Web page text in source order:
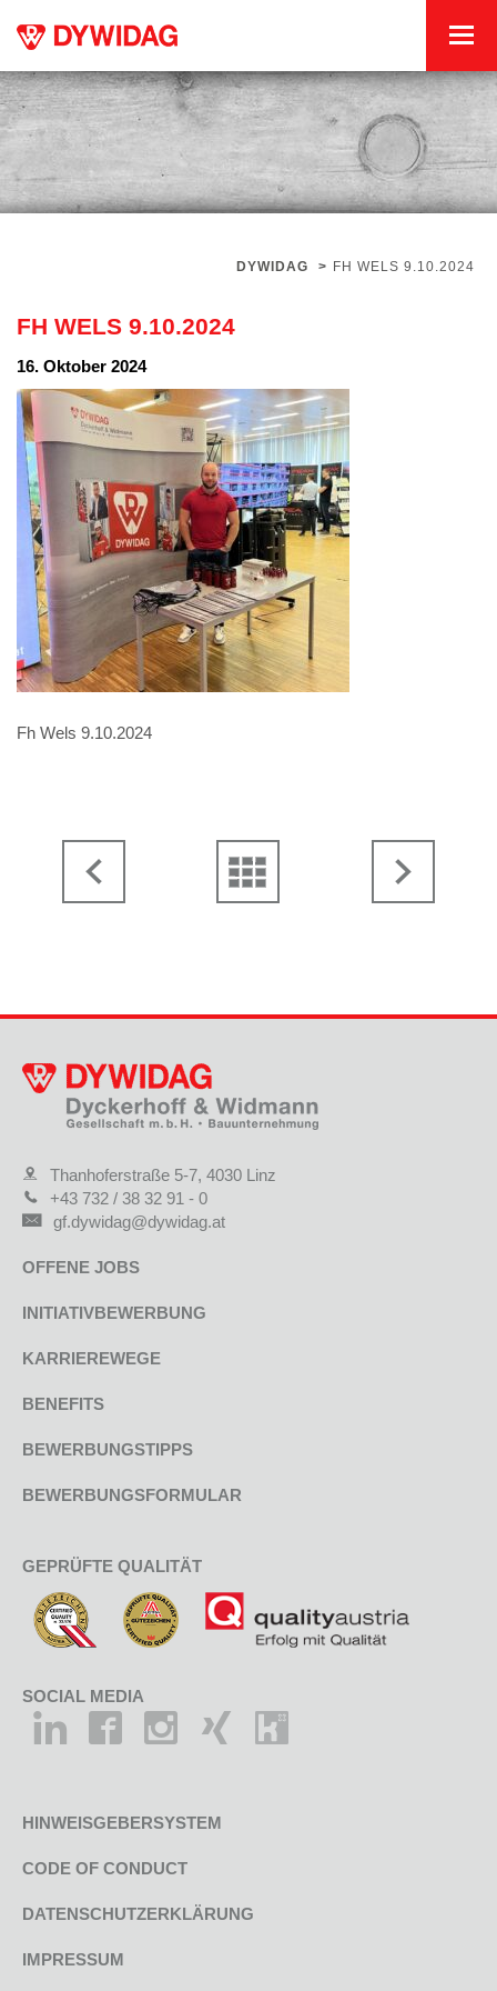
DYWIDAG > FH WELS 9.10.2024
FH WELS 9.10.2024
16. Oktober 2024
Fh Wels 9.10.2024
Thanhoferstraße 5-7, 4030 Linz
+43 732 / 38 32 91 - 0
gf.dywidag@dywidag.at
OFFENE JOBS
INITIATIVBEWERBUNG
KARRIEREWEGE
BENEFITS
BEWERBUNGSTIPPS
BEWERBUNGSFORMULAR
GEPRÜFTE QUALITÄT
SOCIAL MEDIA
HINWEISGEBERSYSTEM
CODE OF CONDUCT
DATENSCHUTZERKLÄRUNG
IMPRESSUM